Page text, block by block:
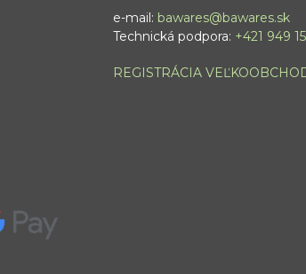
e-mail: bawares@bawares.sk
Technická podpora: +421 949
REGISTRÁCIA